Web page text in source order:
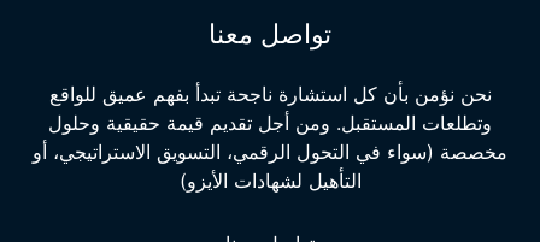
تواصل معنا
نحن نؤمن بأن كل استشارة ناجحة تبدأ بفهم عميق للواقع
وتطلعات المستقبل. ومن أجل تقديم قيمة حقيقية وحلول
مخصصة (سواء في التحول الرقمي، التسويق الاستراتيجي، أو
التأهيل لشهادات الأيزو)